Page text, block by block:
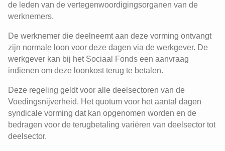
de leden van de vertegenwoordigingsorganen van de
werknemers.
De werknemer die deelneemt aan deze vorming ontvangt
zijn normale loon voor deze dagen via de werkgever. De
werkgever kan bij het Sociaal Fonds een aanvraag
indienen om deze loonkost terug te betalen.
Deze regeling geldt voor alle deelsectoren van de
Voedingsnijverheid. Het quotum voor het aantal dagen
syndicale vorming dat kan opgenomen worden en de
bedragen voor de terugbetaling variëren van deelsector tot
deelsector.